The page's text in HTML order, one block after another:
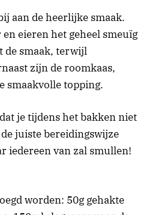
aan de heerlijke smaak.
eieren het geheel smeuïg
de smaak, terwijl
zijn de roomkaas,
smaakvolle topping.
je tijdens het bakken niet
juiste bereidingswijze
iedereen van zal smullen!
worden: 50g gehakte